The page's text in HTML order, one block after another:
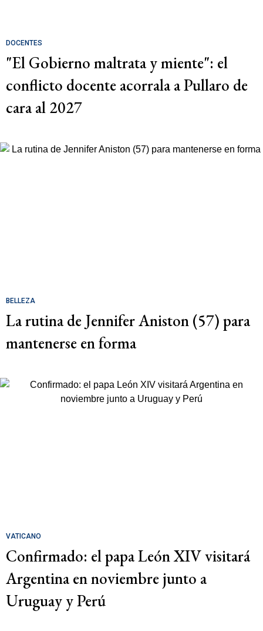
DOCENTES
"El Gobierno maltrata y miente": el
conflicto docente acorrala a Pullaro de
cara al 2027
BELLEZA
La rutina de Jennifer Aniston (57) para
mantenerse en forma
VATICANO
Confirmado: el papa León XIV visitará
Argentina en noviembre junto a
Uruguay y Perú